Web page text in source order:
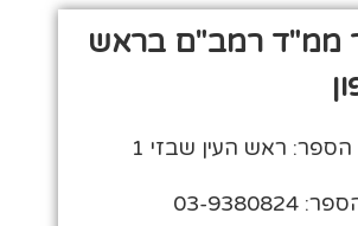
ממ"ד רמב"ם בראש
ראש העין שבזי 1